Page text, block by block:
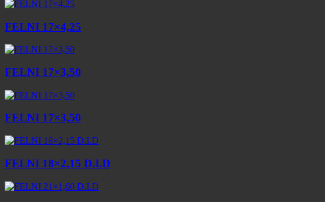
FELNI 17×4,25
FELNI 17×3,50
FELNI 17×3,50
FELNI 18×2,15 D.I.D